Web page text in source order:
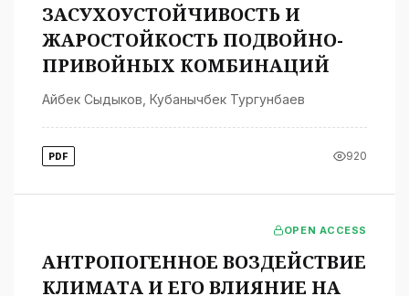
ЗАСУХОУСТОЙЧИВОСТЬ И
ЖАРОСТОЙКОСТЬ ПОДВОЙНО-
ПРИВОЙНЫХ КОМБИНАЦИЙ
Айбек Сыдыков Кубанычбек Тургунбаев
PDF 920
OPEN ACCESS
АНТРОПОГЕННОЕ ВОЗДЕЙСТВИЕ
КЛИМАТА И ЕГО ВЛИЯНИЕ НА